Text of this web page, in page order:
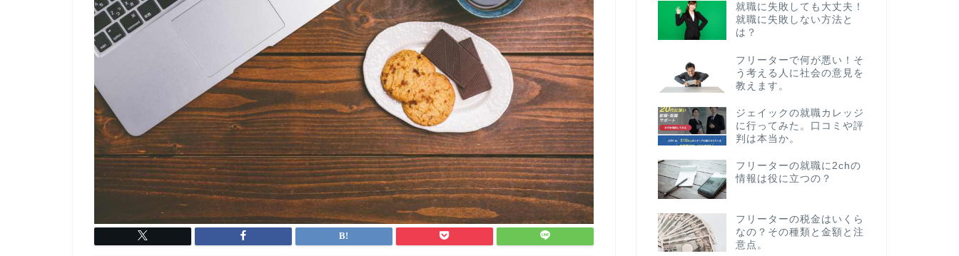
就職に失敗しても大丈夫！
就職に失敗しない方法と
は？
フリーターで何が悪い！そ
う考える人に社会の意見を
教えます。
ジェイックの就職カレッジ
に行ってみた。口コミや評
判は本当か。
フリーターの就職に2chの
情報は役に立つの？
フリーターの税金はいくら
なの？その種類と金額と注
意点。